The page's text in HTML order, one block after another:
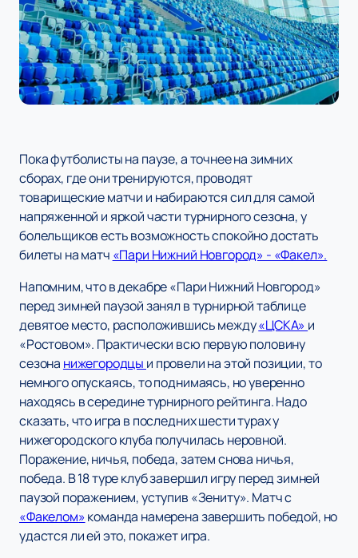
Пока футболисты на паузе, а точнее на зимних
сборах, где они тренируются, проводят
товарищеские матчи и набираются сил для самой
напряженной и яркой части турнирного сезона, у
болельщиков есть возможность спокойно достать
билеты на матч «Пари Нижний Новгород» - «Факел».
Напомним, что в декабре «Пари Нижний Новгород»
перед зимней паузой занял в турнирной таблице
девятое место, расположившись между«ЦСКА» и
«Ростовом». Практически всю первую половину
сезона нижегородцы и провели на этой позиции, то
немного опускаясь, то поднимаясь, но уверенно
находясь в середине турнирного рейтинга. Надо
сказать, что игра в последних шести турах у
нижегородского клуба получилась неровной.
Поражение, ничья, победа, затем снова ничья,
победа. В 18 туре клуб завершил игру перед зимней
паузой поражением, уступив «Зениту». Матч с
«Факелом»команда намерена завершить победой, но
удастся ли ей это, покажет игра.